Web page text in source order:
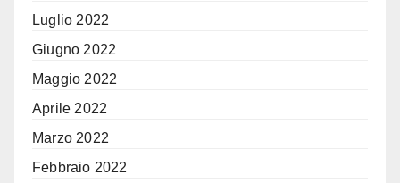
Luglio 2022
Giugno 2022
Maggio 2022
Aprile 2022
Marzo 2022
Febbraio 2022